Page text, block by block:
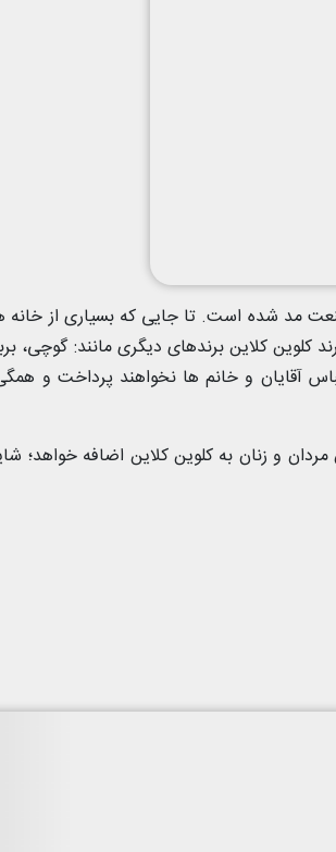
مد شده است. تا جایی که بسیاری از خانه
کلوین کلاین برندهای دیگری مانند: گوچی،
آقایان و خانم ها نخواهند پرداخت و
و زنان به کلوین کلاین اضافه خواهد؛